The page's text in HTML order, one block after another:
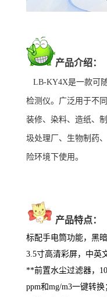
产品介绍：
LB-KY4X是一款可
检测仪。广泛用于不
装修、染料、造纸、
圾处理厂、生物制药、
险环境下使用。
产品特点：
标配手电筒功能，黑
3.5寸高清彩屏， 中英
**前置水尘过滤器，
ppm和mg/m3一键转换